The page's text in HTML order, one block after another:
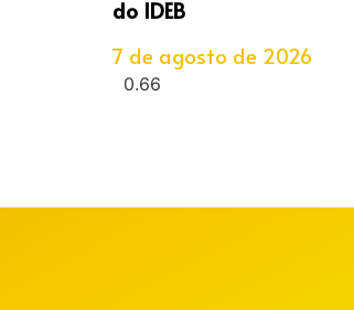
do IDEB
7 de agosto de 2026